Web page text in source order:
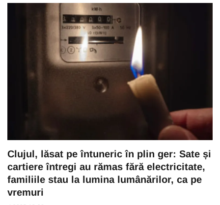
Clujul, lăsat pe întuneric în plin ger: Sate și
cartiere întregi au rămas fără electricitate,
familiile stau la lumina lumânărilor, ca pe
vremuri